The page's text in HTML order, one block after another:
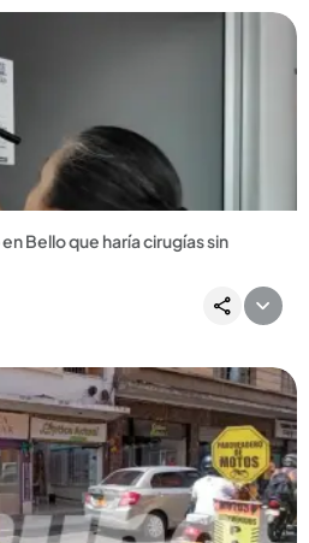
Noticia
Bello que haría cirugías sin
técnicos y sanitarios
Noticia